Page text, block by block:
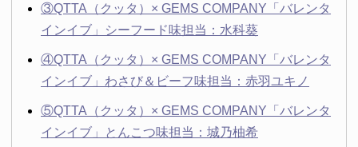
③QTTA（クッタ）× GEMS COMPANY「バレンタ
インイブ」シーフード味担当：水科葵
④QTTA（クッタ）× GEMS COMPANY「バレンタ
インイブ」わさび＆ビーフ味担当：赤羽ユキノ
⑤QTTA（クッタ）× GEMS COMPANY「バレンタ
インイブ」とんこつ味担当：城乃柚希